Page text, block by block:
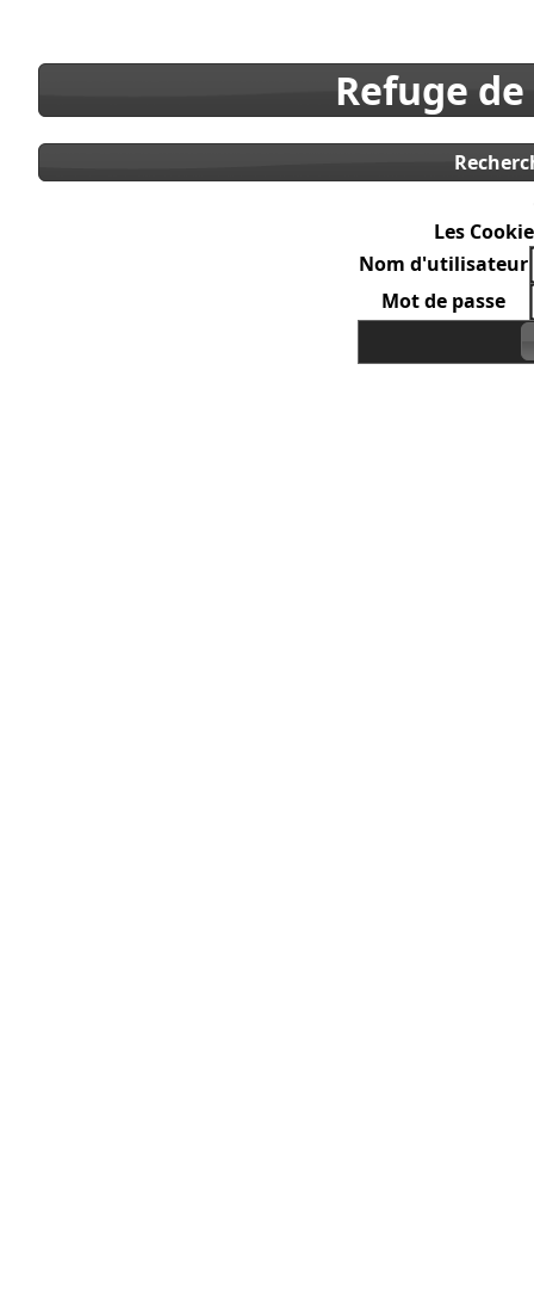
Refuge
Les
Nom d'utilisateur
Mot de passe